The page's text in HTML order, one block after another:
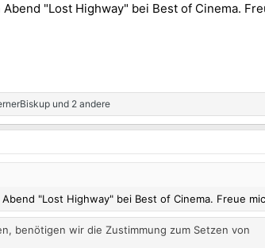
"Lost Highway" bei Best of Cinema.
und 2 andere
"Lost Highway" bei Best of Cinema. Freue
benötigen wir die Zustimmung zum Setzen von